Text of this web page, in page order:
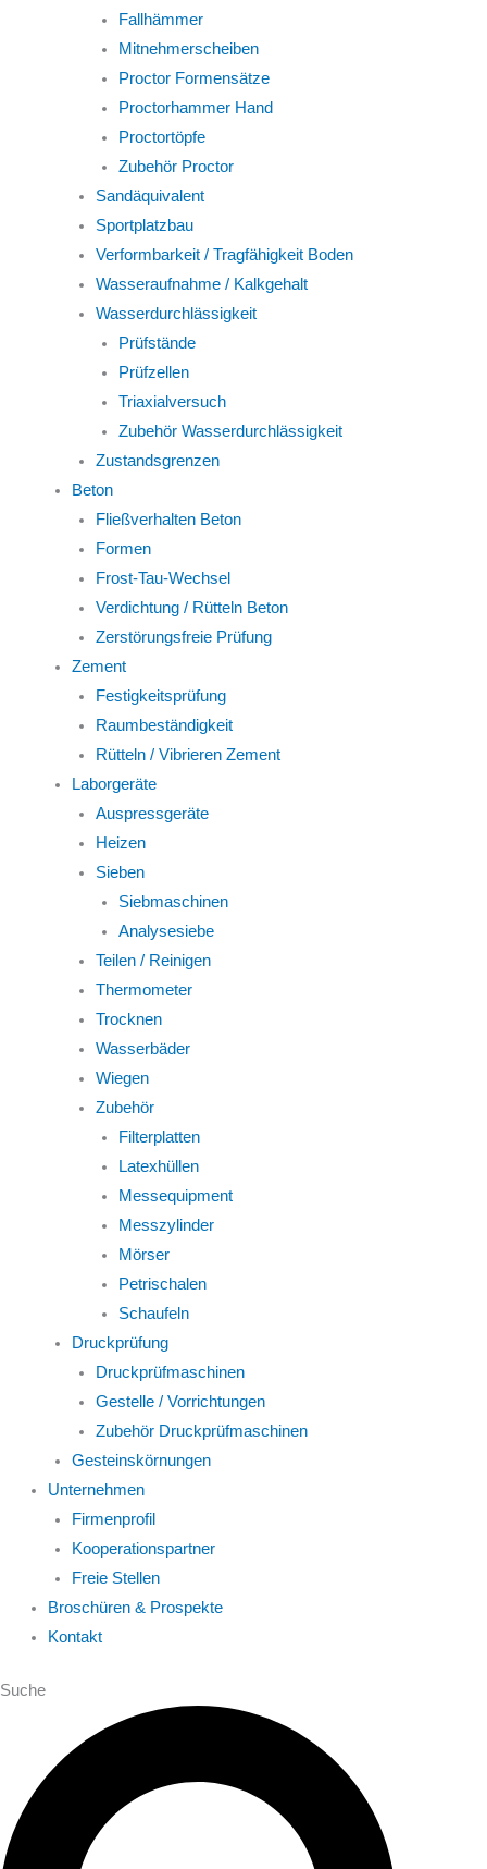
Fallhämmer
Mitnehmerscheiben
Proctor Formensätze
Proctorhammer Hand
Proctortöpfe
Zubehör Proctor
Sandäquivalent
Sportplatzbau
Verformbarkeit / Tragfähigkeit Boden
Wasseraufnahme / Kalkgehalt
Wasserdurchlässigkeit
Prüfstände
Prüfzellen
Triaxialversuch
Zubehör Wasserdurchlässigkeit
Zustandsgrenzen
Beton
Fließverhalten Beton
Formen
Frost-Tau-Wechsel
Verdichtung / Rütteln Beton
Zerstörungsfreie Prüfung
Zement
Festigkeitsprüfung
Raumbeständigkeit
Rütteln / Vibrieren Zement
Laborgeräte
Auspressgeräte
Heizen
Sieben
Siebmaschinen
Analysesiebe
Teilen / Reinigen
Thermometer
Trocknen
Wasserbäder
Wiegen
Zubehör
Filterplatten
Latexhüllen
Messequipment
Messzylinder
Mörser
Petrischalen
Schaufeln
Druckprüfung
Druckprüfmaschinen
Gestelle / Vorrichtungen
Zubehör Druckprüfmaschinen
Gesteinskörnungen
Unternehmen
Firmenprofil
Kooperationspartner
Freie Stellen
Broschüren & Prospekte
Kontakt
Suche